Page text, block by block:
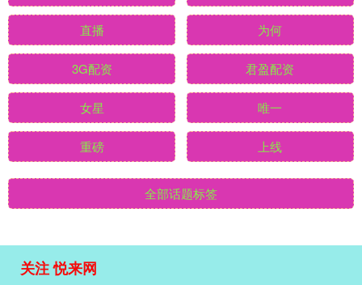
直播 为何
3G配资 君盈配资
女星 唯一
重磅 上线
全部话题标签
关注 悦来网